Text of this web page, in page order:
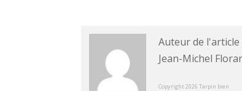
Auteur de l'article
Jean-Michel
Copyright 2026 Tarpin bien